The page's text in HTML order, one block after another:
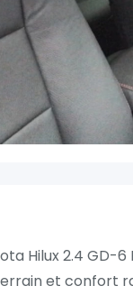
Hilux 2.4 GD-
et confort